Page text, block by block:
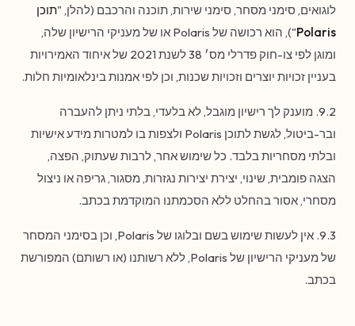
לוגואים, סימני מסחר, סימני שירות, תוכנה והרכבם (להלן, "תוכן
Polaris
"), הוא רכושה של Polaris או של מעניקי הרישיון שלה,
ומוגן לפי צו-חוק פדרלי מס׳ 38 לשנת 2021 של איחוד האמירויות
בעניין זכויות יוצרים וזכויות שכנות, וכן לפי אמנות בינלאומיות חלות.
9.2. מוענק לך רישיון מוגבל, לא בלעדי, בלתי ניתן להעברה
ובר-ביטול, לגשת לתוכן Polaris ולצפות בו למטרות מידע אישיות
ובלתי מסחריות בלבד. כל שימוש אחר, לרבות שעתוק, הפצה,
הצגה פומבית, שינוי, יצירת יצירות נגזרות, מסגור, גריפה או ניצול
מסחרי, אסור בהחלט ללא הסכמתנו המוקדמת בכתב.
9.3. אין לעשות שימוש בשם ובלוגו של Polaris, וכן בסימני המסחר
של מעניקי הרישיון של Polaris, ללא רשותנו (או רשותם) המפורשת
בכתב.